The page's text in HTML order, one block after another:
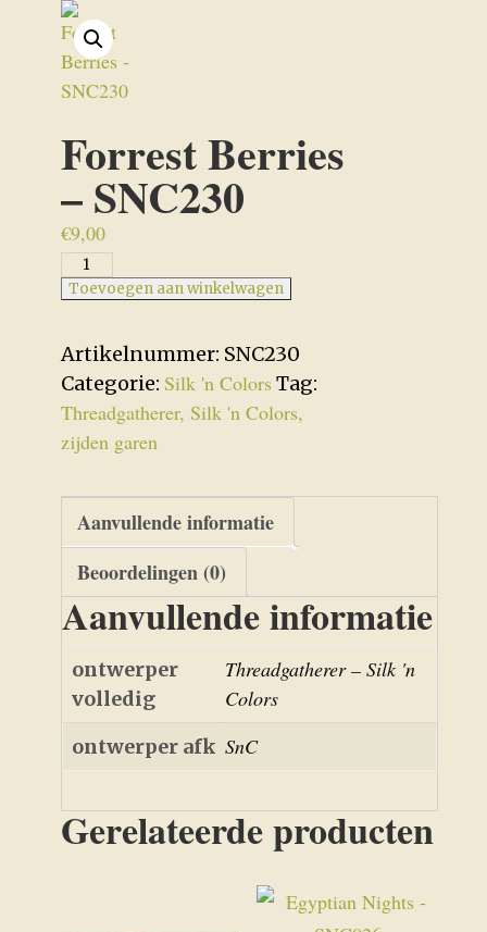
Forrest Berries
– SNC230
€9,00
Forrest
Berries
SNC230
aantal
Toevoegen aan winkelwagen
Artikelnummer: SNC230
Categorie: Silk 'n Colors Tag:
Threadgatherer, Silk 'n Colors,
zijden garen
Aanvullende informatie
Beoordelingen (0)
Aanvullende informatie
ontwerper
volledig
Threadgatherer – Silk 'n
Colors
ontwerper afk SnC
Gerelateerde producten